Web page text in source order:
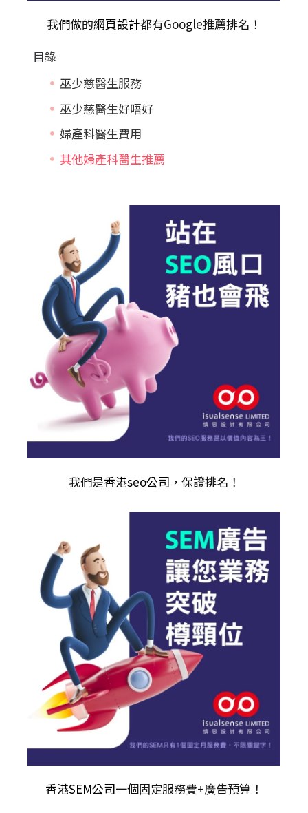
我們做的網頁設計都有Google推薦排名！
目錄
巫少慈醫生服務
巫少慈醫生好唔好
婦產科醫生費用
其他婦產科醫生推薦
我們是香港seo公司 ，保證排名！
香港SEM公司一個固定服務費+廣告預算！